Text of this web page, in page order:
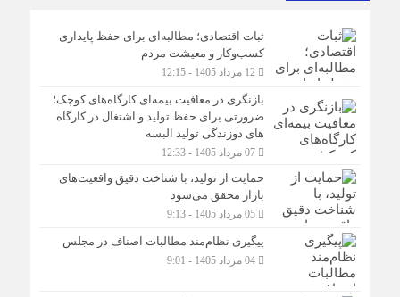
ثبات اقتصادی؛ مطالبه‌ای برای حفظ پایداری
کسب‌وکار و معیشت مردم
12 مرداد 1405 - 12:15
بازنگری در معافیت بیمه‌ای کارگاه‌های کوچک؛
ضرورتی برای حفظ تولید و اشتغال در کارگاه
های دوزندگی تولید البسه
07 مرداد 1405 - 12:33
حمایت از تولید، با شناخت دقیق واقعیت‌های
بازار محقق می‌شود
05 مرداد 1405 - 9:13
پیگیری نظام‌مند مطالبات اصناف در مجلس
04 مرداد 1405 - 9:01